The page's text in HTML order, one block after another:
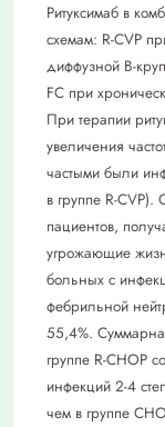
Ритуксимаб в
схемам: R-CVP
диффузной В-
FC при
При терапии
увеличения
частыми были
в группе R-
пациентов,
угрожающие
больных с
фебрильной
55,4%.
группе R-CHOP
инфекций 2-4
чем в группе